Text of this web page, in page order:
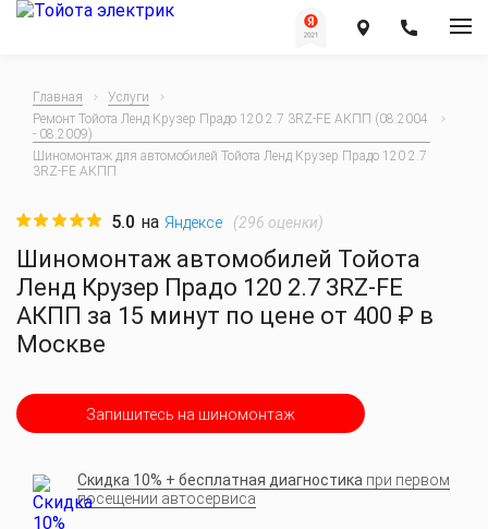
Главная
Услуги
Ремонт Тойота Ленд Крузер Прадо 120 2.7 3RZ-FE АКПП (08.2004
- 08.2009)
Шиномонтаж для автомобилей Тойота Ленд Крузер Прадо 120 2.7
3RZ-FE АКПП
Шиномонтаж автомобилей Тойота
Ленд Крузер Прадо 120 2.7 3RZ-FE
АКПП за 15 минут по цене от 400 ₽ в
Москве
5.0 на Яндексе (296 оценки)
Запишитесь на шиномонтаж
Скидка 10% + бесплатная диагностика при первом
посещении автосервиса